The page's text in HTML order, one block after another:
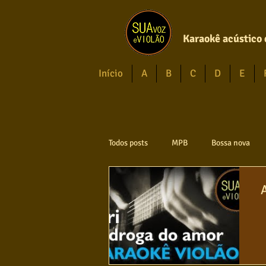
Karaokê acústico
Início A B C D E
Todos posts MPB Bossa nova
Axé Reggae Jazz
Violão instumental Católicas